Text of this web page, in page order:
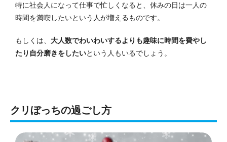
特に社会人になって仕事で忙しくなると、休みの日は一人の
時間を満喫したいという人が増えるものです。
もしくは、 大人数でわいわいするよりも趣味に時間を費やし
たり自分磨きをしたいという人もいるでしょう。
クリぼっちの過ごし方